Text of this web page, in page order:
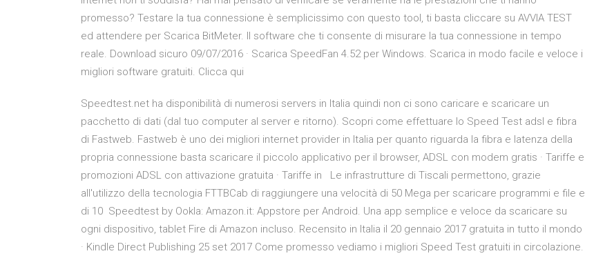
promesso? Testare la tua connessione è semplicissimo con questo tool, ti basta cliccare su AVVIA TEST
ed attendere per Scarica BitMeter. Il software che ti consente di misurare la tua connessione in tempo
reale. Download sicuro 09/07/2016 · Scarica SpeedFan 4.52 per Windows. Scarica in modo facile e veloce i
migliori software gratuiti. Clicca qui
Speedtest.net ha disponibilità di numerosi servers in Italia quindi non ci sono caricare e scaricare un
pacchetto di dati (dal tuo computer al server e ritorno). Scopri come effettuare lo Speed Test adsl e fibra
di Fastweb. Fastweb è uno dei migliori internet provider in Italia per quanto riguarda la fibra e latenza della
propria connessione basta scaricare il piccolo applicativo per il browser, ADSL con modem gratis · Tariffe e
promozioni ADSL con attivazione gratuita · Tariffe in Le infrastrutture di Tiscali permettono, grazie
all'utilizzo della tecnologia FTTBCab di raggiungere una velocità di 50 Mega per scaricare programmi e file e
di 10 Speedtest by Ookla: Amazon.it: Appstore per Android. Una app semplice e veloce da scaricare su
ogni dispositivo, tablet Fire di Amazon incluso. Recensito in Italia il 20 gennaio 2017 gratuita in tutto il mondo
· Kindle Direct Publishing 25 set 2017 Come promesso vediamo i migliori Speed Test gratuiti in circolazione.